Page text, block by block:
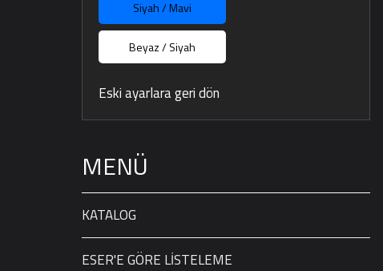
Siyah / Mavi
Beyaz / Siyah
Eski ayarlara geri dön
MENÜ
KATALOG
ESER'E GÖRE LİSTELEME